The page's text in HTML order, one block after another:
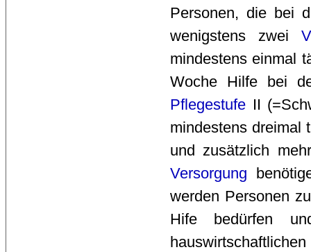
Personen, die bei
wenigstens zwei
mindestens einmal
Woche Hilfe bei
Pflegestufe II
mindestens dreimal
und zusätzlich
Versorgung
werden Personen
Hife bedürfen